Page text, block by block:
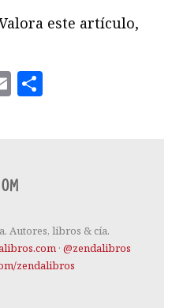
este artículo,
Email
Autores, libros & cía.
· @zendalibros
zendalibros